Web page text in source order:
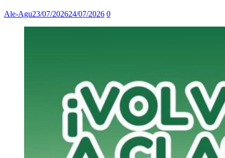
Ale-Agu23/07/202624/07/2026 0